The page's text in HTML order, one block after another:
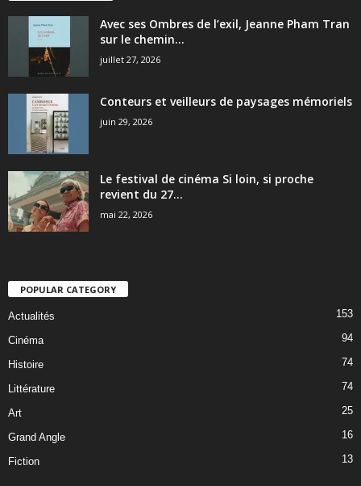
Avec ses Ombres de l’exil, Jeanne Pham Tran
sur le chemin...
juillet 27, 2026
Conteurs et veilleurs de paysages mémoriels
juin 29, 2026
Le festival de cinéma Si loin, si proche
revient du 27...
mai 22, 2026
POPULAR CATEGORY
Actualités 153
Cinéma 94
Histoire 74
Littérature 74
Art 25
Grand Angle 16
Fiction 13